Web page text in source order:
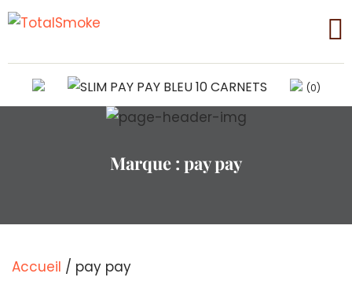
(0)
Marque : pay pay
Accueil / pay pay